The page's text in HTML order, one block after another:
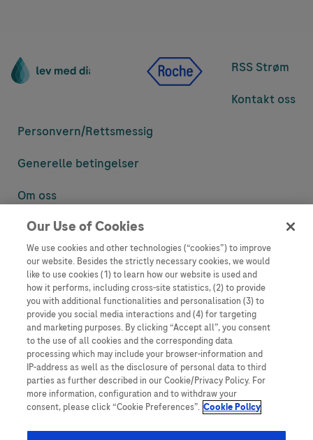
RSS Strøm
Kontakt oss
Personvern/Rettsmessig
Generelle betingelser
Om oss
Denne nettsiden inneholder informasjon som er målsatt til en stor
informasjon som ellers ikke er tilgjengelig eller gyldig i ditt land.
Vennligst vær oppmerksom på at vi ikke tar noe ansvar for tilgang til
informasjon som muligens ikke er i samsvar med noen gyldig juridisk
prosess, regulering, registrering eller bruk i bostedslandet ditt.
Roche har ikke alltid mulighet til å kvalitetssikre andres innlegg, men
vil fjerne villedende eller upassende innlegg så langt det lar seg gjøre.
Vi har ikke ansvar for innhold på eksterne nettsider som det lenkes til.
Kopiering av materiale fra dette nettstedet for bruk annet sted er ikke
tillatt uten avtale. Nettstedet selger plass til annonsører, og slikt
innhold er merket.
Dette nettstedet er ikke beregnet for å rapportere bivirkninger eller
Our Use of Cookies
We use cookies and other technologies (“cookies”) to improve
our website. Besides the strictly necessary cookies, we would
like to use cookies (1) to learn how our website is used and
how it performs, including cross-site statistics, (2) to provide
you with additional functionalities and personalisation (3) to
provide you social media interactions and (4) for targeting
and marketing purposes. By clicking “Accept all”, you consent
to the use of all cookies and the corresponding data
processing which may include your browser-information and
IP-address as well as the disclosure of personal data to third
parties as further described in our Cookie/Privacy Policy. For
more information, configuration and to withdraw your
consent, please click “Cookie Preferences”. Cookie Policy